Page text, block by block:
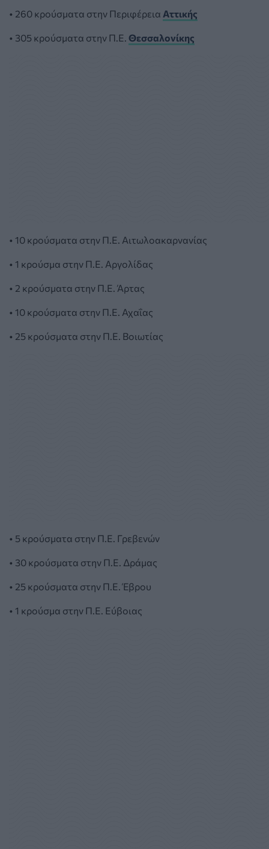
• 260 κρούσματα στην Περιφέρεια Αττικής
• 305 κρούσματα στην Π.Ε. Θεσσαλονίκης
• 10 κρούσματα στην Π.Ε. Αιτωλοακαρνανίας
• 1 κρούσμα στην Π.Ε. Αργολίδας
• 2 κρούσματα στην Π.Ε. Άρτας
• 10 κρούσματα στην Π.Ε. Αχαΐας
• 25 κρούσματα στην Π.Ε. Βοιωτίας
• 5 κρούσματα στην Π.Ε. Γρεβενών
• 30 κρούσματα στην Π.Ε. Δράμας
• 25 κρούσματα στην Π.Ε. Έβρου
• 1 κρούσμα στην Π.Ε. Εύβοιας